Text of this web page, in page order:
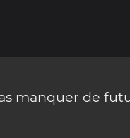
manquer de